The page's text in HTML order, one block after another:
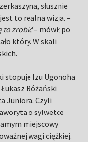
słusznie
to realna wizja. –
to zrobić– mówił po
który. W skali
stopuje Izu Ugonoha
Różański
Juniora. Czyli
o sylwetce
miejscowy
wagi ciężkiej.